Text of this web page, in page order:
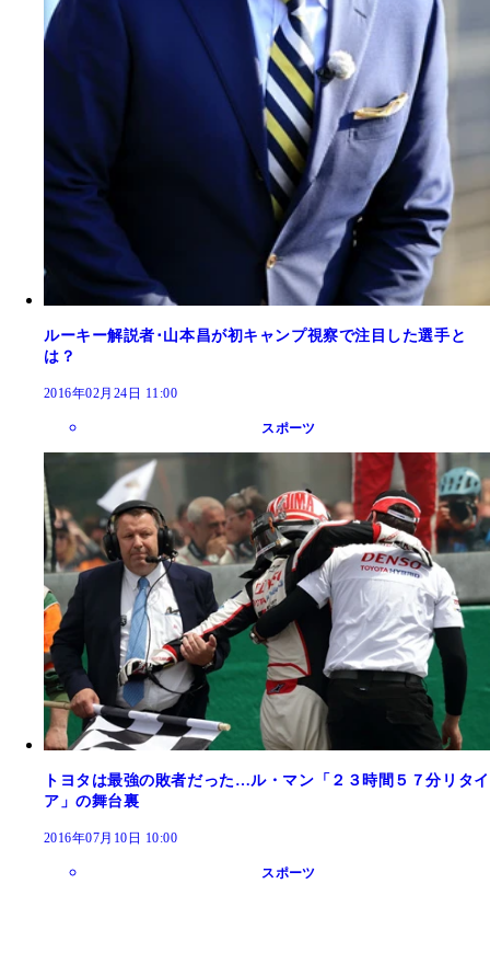
ルーキー解説者･山本昌が初キャンプ視察で注目した選手と
は？
2016年02月24日 11:00
スポーツ
トヨタは最強の敗者だった…ル・マン「２３時間５７分リタイ
ア」の舞台裏
2016年07月10日 10:00
スポーツ